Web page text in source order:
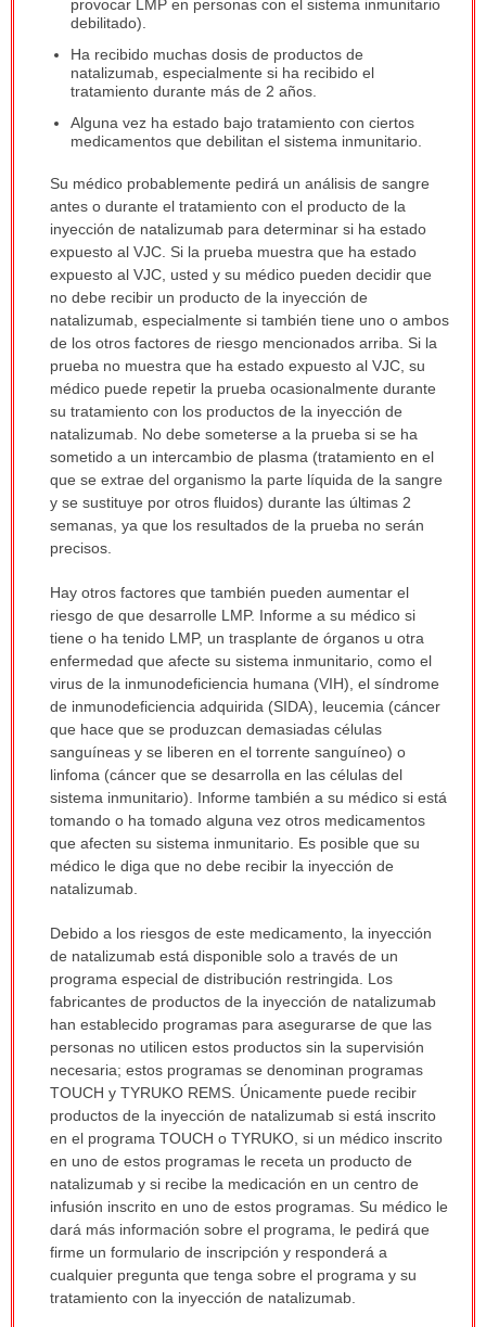
provocar LMP en personas con el sistema inmunitario
debilitado).
Ha recibido muchas dosis de productos de
natalizumab, especialmente si ha recibido el
tratamiento durante más de 2 años.
Alguna vez ha estado bajo tratamiento con ciertos
medicamentos que debilitan el sistema inmunitario.
Su médico probablemente pedirá un análisis de sangre
antes o durante el tratamiento con el producto de la
inyección de natalizumab para determinar si ha estado
expuesto al VJC. Si la prueba muestra que ha estado
expuesto al VJC, usted y su médico pueden decidir que
no debe recibir un producto de la inyección de
natalizumab, especialmente si también tiene uno o ambos
de los otros factores de riesgo mencionados arriba. Si la
prueba no muestra que ha estado expuesto al VJC, su
médico puede repetir la prueba ocasionalmente durante
su tratamiento con los productos de la inyección de
natalizumab. No debe someterse a la prueba si se ha
sometido a un intercambio de plasma (tratamiento en el
que se extrae del organismo la parte líquida de la sangre
y se sustituye por otros fluidos) durante las últimas 2
semanas, ya que los resultados de la prueba no serán
precisos.
Hay otros factores que también pueden aumentar el
riesgo de que desarrolle LMP. Informe a su médico si
tiene o ha tenido LMP, un trasplante de órganos u otra
enfermedad que afecte su sistema inmunitario, como el
virus de la inmunodeficiencia humana (VIH), el síndrome
de inmunodeficiencia adquirida (SIDA), leucemia (cáncer
que hace que se produzcan demasiadas células
sanguíneas y se liberen en el torrente sanguíneo) o
linfoma (cáncer que se desarrolla en las células del
sistema inmunitario). Informe también a su médico si está
tomando o ha tomado alguna vez otros medicamentos
que afecten su sistema inmunitario. Es posible que su
médico le diga que no debe recibir la inyección de
natalizumab.
Debido a los riesgos de este medicamento, la inyección
de natalizumab está disponible solo a través de un
programa especial de distribución restringida. Los
fabricantes de productos de la inyección de natalizumab
han establecido programas para asegurarse de que las
personas no utilicen estos productos sin la supervisión
necesaria; estos programas se denominan programas
TOUCH y TYRUKO REMS. Únicamente puede recibir
productos de la inyección de natalizumab si está inscrito
en el programa TOUCH o TYRUKO, si un médico inscrito
en uno de estos programas le receta un producto de
natalizumab y si recibe la medicación en un centro de
infusión inscrito en uno de estos programas. Su médico le
dará más información sobre el programa, le pedirá que
firme un formulario de inscripción y responderá a
cualquier pregunta que tenga sobre el programa y su
tratamiento con la inyección de natalizumab.